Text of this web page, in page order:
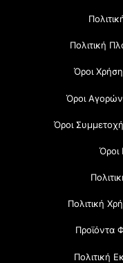
Πολιτική
Όροι
Όροι
Όροι
Πολιτική
Προϊόντα
Πολιτική